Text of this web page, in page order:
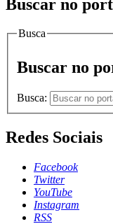
Buscar no
Busca
Buscar no
Busca:
Redes Sociais
Facebook
Twitter
YouTube
Instagram
RSS